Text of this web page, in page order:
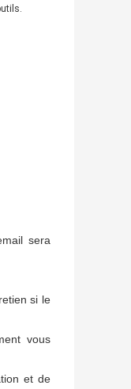
sera
si le
vous
et de